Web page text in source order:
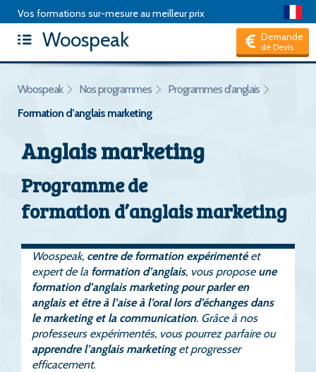
Vos formations sur-mesure au meilleur prix
Articles | Package de formation
|
Hors CPF, je suis un Particulier
Woospeak Demande
de Devis
Woospeak Nos programmes
Programmes d'anglais
Formation d’anglais marketing
Anglais marketing
Programme de
formation d’anglais marketing
Woospeak, centre de formation expérimentéet
expert de la formation d’anglais, vous propose une
formation d’anglais marketing pour parler en
anglais et être à l’aise à l’oral lors d’échanges dans
le marketing et la communication. Grâce à nos
professeurs expérimentés, vous pourrez parfaire ou
apprendre l’anglais marketinget progresser
efficacement.